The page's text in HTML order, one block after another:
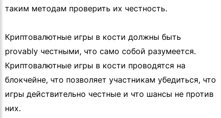
таким методам проверить их честность.
Криптовалютные игры в кости должны быть
provably честными, что само собой разумеется.
Криптовалютные игры в кости проводятся на
блокчейне, что позволяет участникам убедиться, что
игры действительно честные и что шансы не против
них.